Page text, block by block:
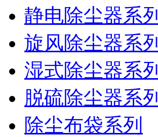
静电除尘器系列
旋风除尘器系列
湿式除尘器系列
脱硫除尘器系列
除尘布袋系列